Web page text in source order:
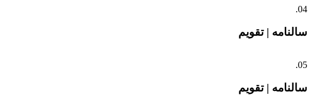
04.
سالنامه | تقویم
05.
سالنامه | تقویم